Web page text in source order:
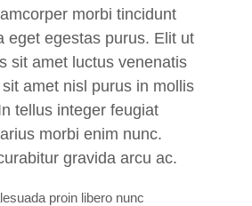
morbi tincidunt
eget egestas purus. Elit ut
sit amet luctus venenatis
amet nisl purus in mollis
tellus integer feugiat
morbi enim nunc.
gravida arcu ac.
proin libero nunc